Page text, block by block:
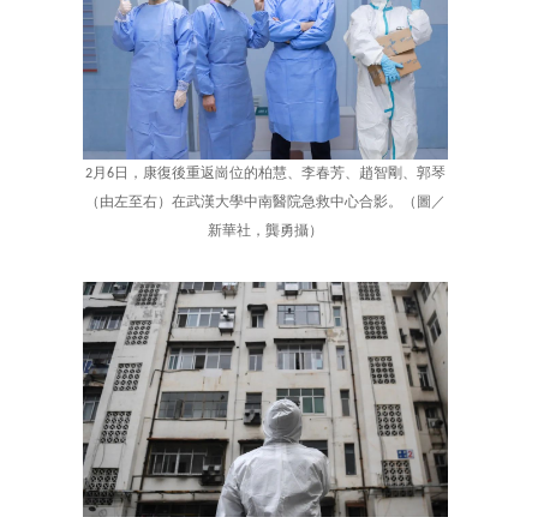
2月6日，康復後重返崗位的柏慧、李春芳、趙智剛、郭琴
（由左至右）在武漢大學中南醫院急救中心合影。（圖／
新華社，龔勇攝）